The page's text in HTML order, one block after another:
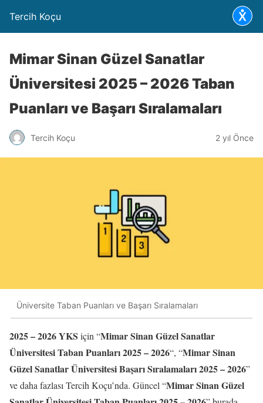
Tercih Koçu
Mimar Sinan Güzel Sanatlar
Üniversitesi 2025 – 2026 Taban
Puanları ve Başarı Sıralamaları
Tercih Koçu 2 yıl Önce
Üniversite Taban Puanları ve Başarı Sıralamaları
2025 – 2026 YKS için “Mimar Sinan Güzel Sanatlar
Üniversitesi Taban Puanları 2025 – 2026“, “Mimar Sinan
Güzel Sanatlar Üniversitesi Başarı Sıralamaları 2025 – 2026”
ve daha fazlası Tercih Koçu’nda. Güncel “Mimar Sinan Güzel